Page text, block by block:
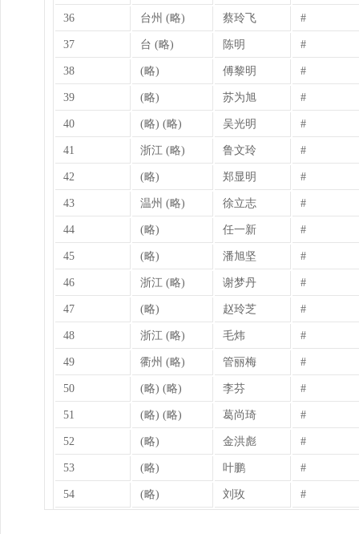
36 台州 (略) 蔡玲飞 #
37 台 (略) 陈明 #
38 (略) 傅黎明 #
39 (略) 苏为旭 #
40 (略) (略) 吴光明 #
41 浙江 (略) 鲁文玲 #
42 (略) 郑显明 #
43 温州 (略) 徐立志 #
44 (略) 任一新 #
45 (略) 潘旭坚 #
46 浙江 (略) 谢梦丹 #
47 (略) 赵玲芝 #
48 浙江 (略) 毛炜 #
49 衢州 (略) 管丽梅 #
50 (略) (略) 李芬 #
51 (略) (略) 葛尚琦 #
52 (略) 金洪彪 #
53 (略) 叶鹏 #
54 (略) 刘玫 #